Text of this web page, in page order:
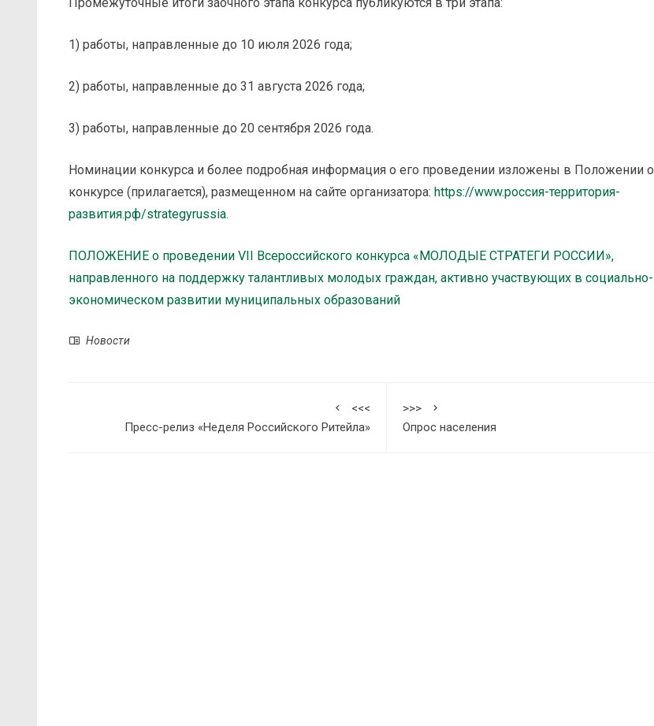
Промежуточные итоги заочного этапа конкурса публикуются в три этапа:
1) работы, направленные до 10 июля 2026 года;
2) работы, направленные до 31 августа 2026 года;
3) работы, направленные до 20 сентября 2026 года.
Номинации конкурса и более подробная информация о его проведении изложены в Положении о
конкурсе (прилагается), размещенном на сайте организатора: https://www.россия-территория-
развития.рф/strategyrussia.
ПОЛОЖЕНИЕ о проведении VII Всероссийского конкурса «МОЛОДЫЕ СТРАТЕГИ РОССИИ»,
направленного на поддержку талантливых молодых граждан, активно участвующих в социально-
экономическом развитии муниципальных образований
Новости
<<<
Пресс-релиз «Неделя Российского Ритейла»
>>>
Опрос населения